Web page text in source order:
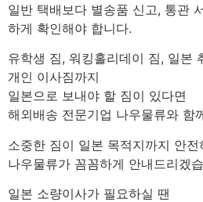
일반 택배보다 별송품 신고, 통관
하게 확인해야 합니다.
유학생 짐, 워킹홀리데이 짐, 일본
개인 이사짐까지
일본으로 보내야 할 짐이 있다면
해외배송 전문기업 나우물류와 함
소중한 짐이 일본 목적지까지 안
나우물류가 꼼꼼하게 안내드리겠
일본 소량이사가 필요하실 땐